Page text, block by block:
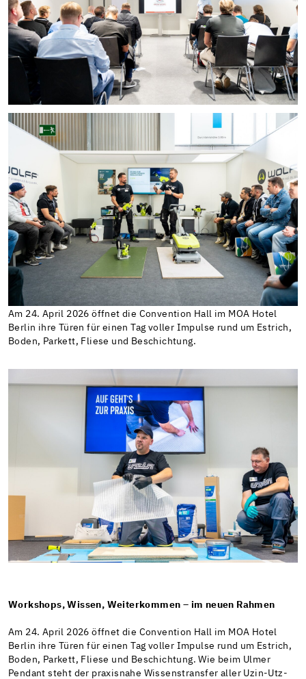
Am 24. April 2026 öffnet die Convention Hall im MOA Hotel
Berlin ihre Türen für einen Tag voller Impulse rund um Estrich,
Boden, Parkett, Fliese und Beschichtung.
Workshops, Wissen, Weiterkommen – im neuen Rahmen
Am 24. April 2026 öffnet die Convention Hall im MOA Hotel
Berlin ihre Türen für einen Tag voller Impulse rund um Estrich,
Boden, Parkett, Fliese und Beschichtung. Wie beim Ulmer
Pendant steht der praxisnahe Wissenstransfer aller Uzin-Utz-